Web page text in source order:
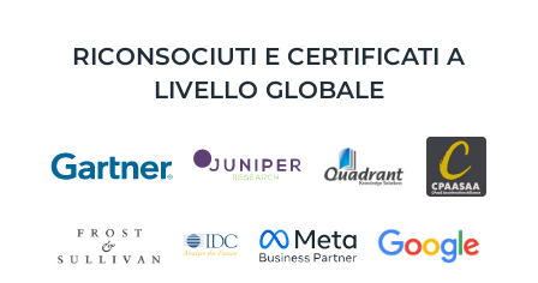
RICONSOCIUTI E CERTIFICATI A
LIVELLO GLOBALE